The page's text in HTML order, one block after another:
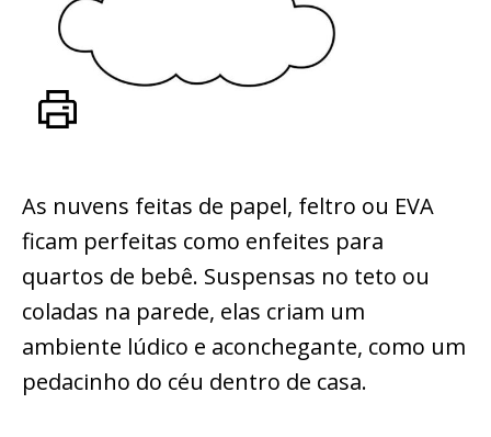
As nuvens feitas de papel, feltro ou EVA
ficam perfeitas como enfeites para
quartos de bebê. Suspensas no teto ou
coladas na parede, elas criam um
ambiente lúdico e aconchegante, como um
pedacinho do céu dentro de casa.